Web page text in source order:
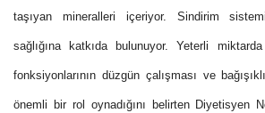
taşıyan mineralleri içeriyor. Sindirim
sağlığına katkıda bulunuyor. Yeterli
fonksiyonlarının düzgün çalışması ve
önemli bir rol oynadığını belirten Diyetisyen